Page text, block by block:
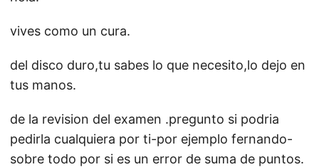
vives como un cura.
del disco duro,tu sabes lo que necesito,lo dejo en
tus manos.
de la revision del examen .pregunto si podria
pedirla cualquiera por ti-por ejemplo fernando-
sobre todo por si es un error de suma de puntos.